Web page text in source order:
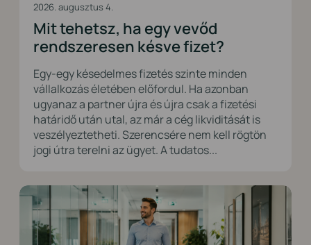
2026. augusztus 4.
Mit tehetsz, ha egy vevőd
rendszeresen késve fizet?
Egy-egy késedelmes fizetés szinte minden
vállalkozás életében előfordul. Ha azonban
ugyanaz a partner újra és újra csak a fizetési
határidő után utal, az már a cég likviditását is
veszélyeztetheti. Szerencsére nem kell rögtön
jogi útra terelni az ügyet. A tudatos...